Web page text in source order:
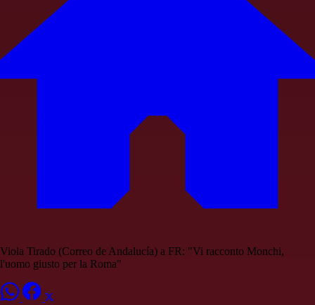
Viola Tirado (Correo de Andalucía) a FR: "Vi racconto Monchi,
l'uomo giusto per la Roma"